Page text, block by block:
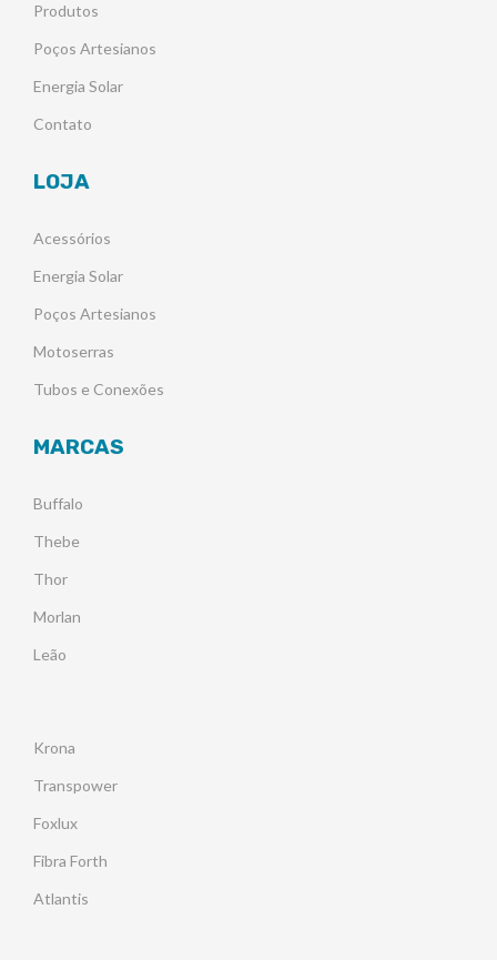
Produtos
Poços Artesianos
Energia Solar
Contato
LOJA
Acessórios
Energia Solar
Poços Artesianos
Motoserras
Tubos e Conexões
MARCAS
Buffalo
Thebe
Thor
Morlan
Leão
Krona
Transpower
Foxlux
Fibra Forth
Atlantis